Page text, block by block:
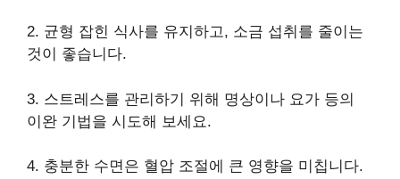
2. 균형 잡힌 식사를 유지하고, 소금 섭취를 줄이는
것이 좋습니다.
3. 스트레스를 관리하기 위해 명상이나 요가 등의
이완 기법을 시도해 보세요.
4. 충분한 수면은 혈압 조절에 큰 영향을 미칩니다.